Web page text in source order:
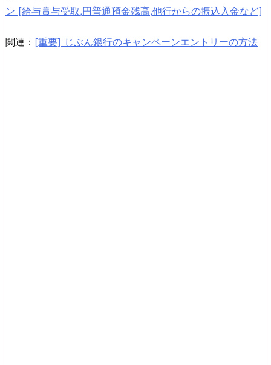
ン [給与賞与受取,円普通預金残高,他行からの振込入金など]
関連： [重要] じぶん銀行のキャンペーンエントリーの方法